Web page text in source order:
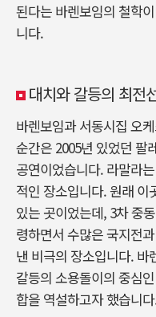
된다는 바렌보임의 철학
니다.
대치와 갈등의 최전
바렌보임과 서동시집 오
순간은 2005년 있었던 팔
공연이었습니다. 라말라
적인 장소입니다. 원래 이
있는 곳이었는데, 3차 중
령하면서 수많은 국지전
낸 비극의 장소입니다. 바
갈등의 소용돌이의 중심
합을 역설하고자 했습니